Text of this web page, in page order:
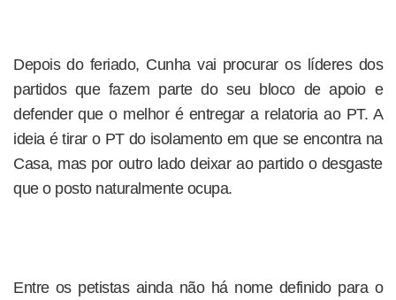
Depois do feriado, Cunha vai procurar os líderes dos
partidos que fazem parte do seu bloco de apoio e
defender que o melhor é entregar a relatoria ao PT. A
ideia é tirar o PT do isolamento em que se encontra na
Casa, mas por outro lado deixar ao partido o desgaste
que o posto naturalmente ocupa.
Entre os petistas ainda não há nome definido para o